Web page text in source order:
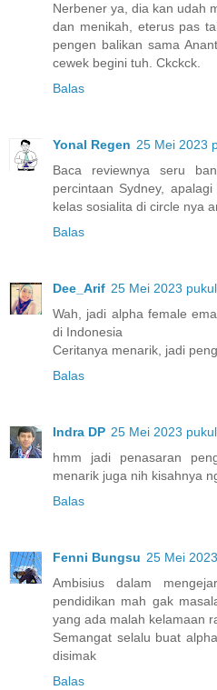
Nerbener ya, dia kan udah
dan menikah, eterus pas
pengen balikan sama
cewek begini tuh. Ckckck.
Balas
Yonal Regen 25 Mei 2023
Baca reviewnya seru
percintaan Sydney,
kelas sosialita di circle nya
Balas
Dee_Arif 25 Mei 2023
Wah, jadi alpha female
di Indonesia
Ceritanya menarik, jadi
Balas
Indra DP 25 Mei 2023
hmm jadi penasaran
menarik juga nih kisahnya
Balas
Fenni Bungsu 25 Mei
Ambisius dalam
pendidikan mah gak
yang ada malah kelamaan
Semangat selalu buat
disimak
Balas